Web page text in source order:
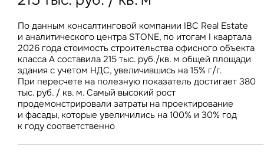
По данным консалтинговой компании IBC Real Estate
и аналитического центра STONE, по итогам I квартала
2026 года стоимость строительства офисного объекта
класса А составила 215 тыс. руб./кв. м общей площади
здания с учетом НДС, увеличившись на 15% г/г.
При пересчете на полезную показатель достигает 380
тыс. руб. / кв. м. Самый высокий рост
продемонстрировали затраты на проектирование
и фасады, которые увеличились на 100% и 30% год
к году соответственно
Стоимость строительства складов в Центральном
федеральном округе за год увеличилась всего на 1,9% –
до 69 100 руб./кв. м. В условиях роста вакантного
предложения на складском рынке стабилизация затрат
на строительство будет способствовать дальнейшему
снижению ставок аренды
86% россиян покупают готовую еду, 36% приобретают
ее один раз в неделю и чаще
прирост в 10%
В I квартале 2026 года СЧА розничных ЗПИФ
увеличилась на 28 млрд руб., а объем недвижимости –
на 163 тыс. кв. м, против 44 млрд руб. и 563 тыс. кв. м
недвижимости за аналогичный период прошлого года